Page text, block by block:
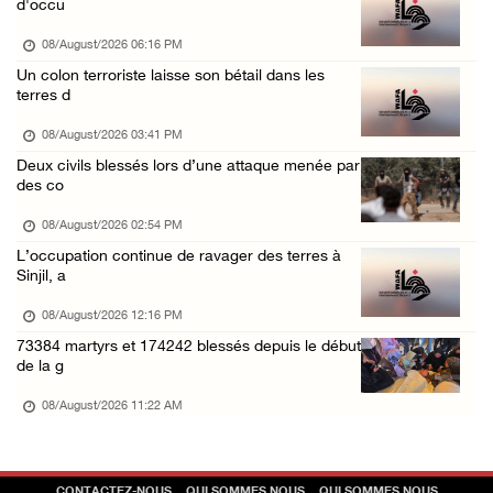
Des colons attaquent des maisons palestinien ...
07/August/2026 07:27 PM
d'occu
08/August/2026 06:16 PM
Un colon terroriste laisse son bétail dans les
terres d
08/August/2026 03:41 PM
Deux civils blessés lors d’une attaque menée par
des co
08/August/2026 02:54 PM
L’occupation continue de ravager des terres à
Sinjil, a
08/August/2026 12:16 PM
73384 martyrs et 174242 blessés depuis le début
de la g
08/August/2026 11:22 AM